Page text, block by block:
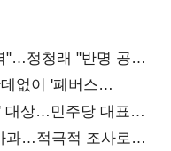
"…정청래 "반명 공세
없이 '폐버스
대상…민주당 대표로
과…적극적 조사로